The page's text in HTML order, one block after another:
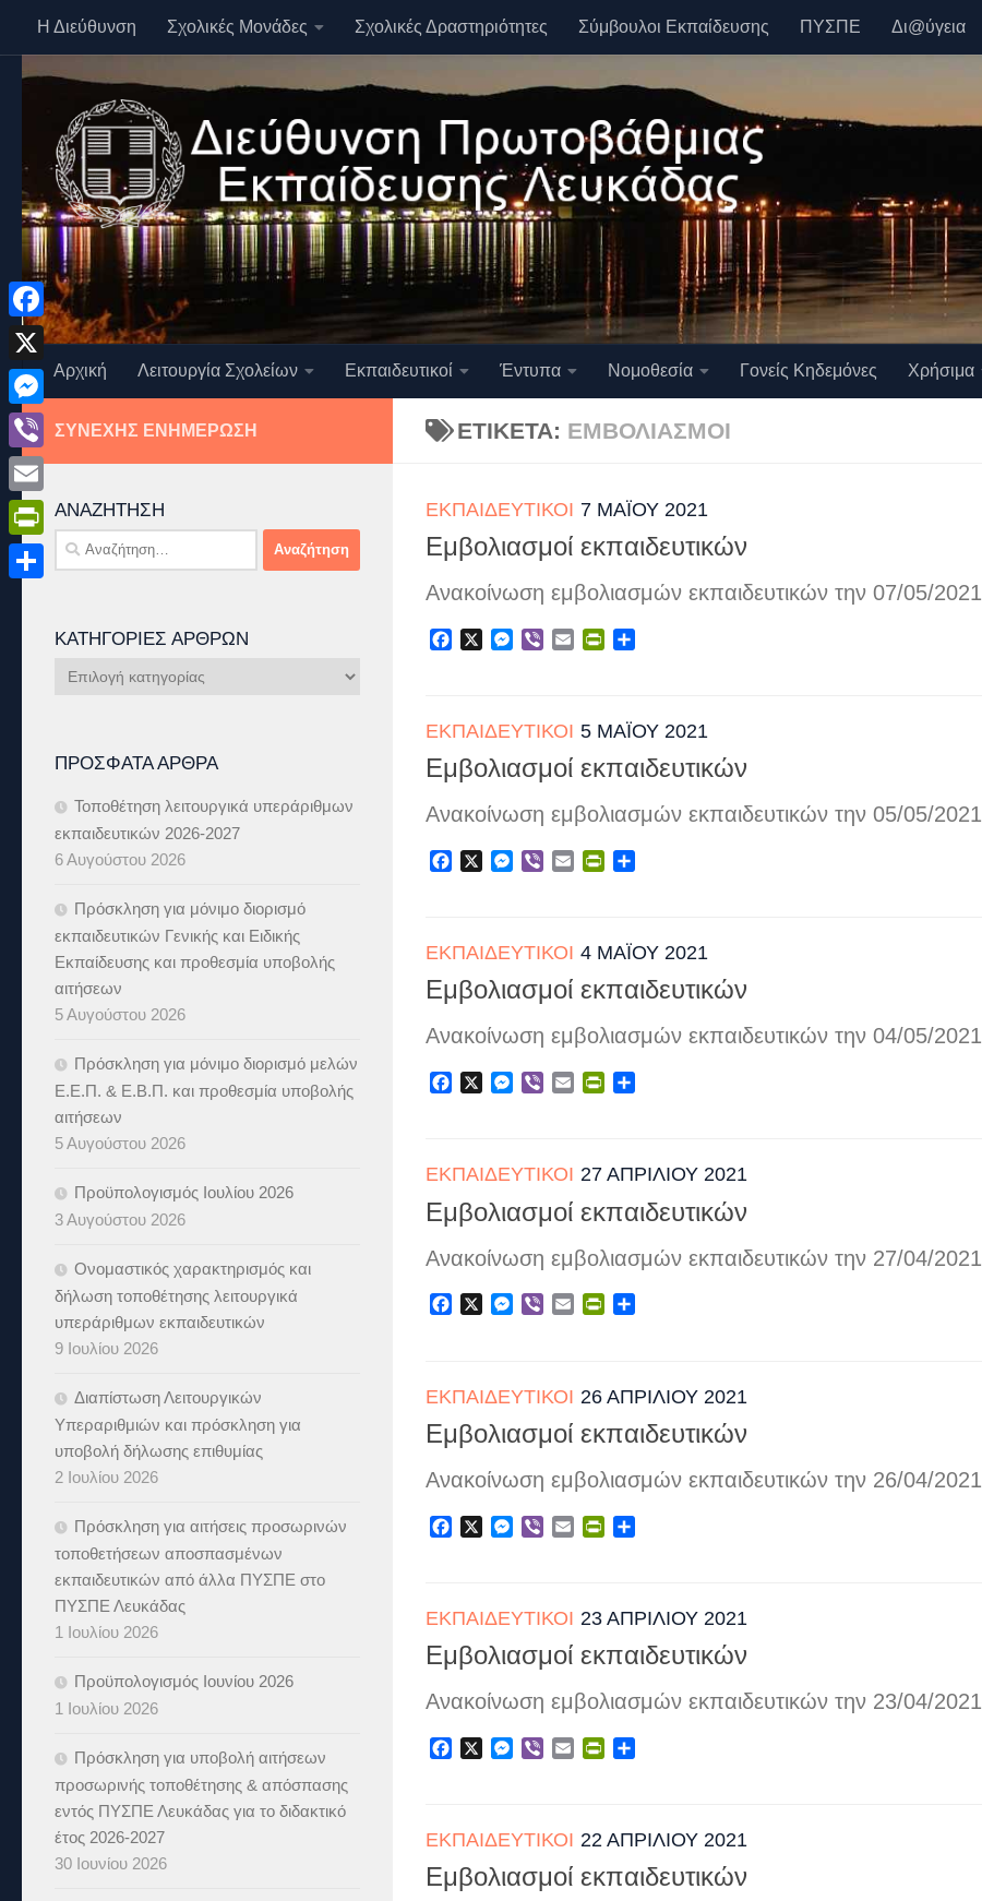
Skip to content
Η Διεύθυνση Σχολικές Μονάδες Σχολικές Δραστηριότητες Σύμβουλοι Εκπαίδευσης ΠΥΣΠΕ Δι@ύγεια
Αρχική Λειτουργία Σχολείων Εκπαιδευτικοί Έντυπα Νομοθεσία Γονείς Κηδεμόνες Χρήσιμα
ΕΤΙΚΈΤΑ: ΕΜΒΟΛΙΑΣΜΟΊ
ΕΚΠΑΙΔΕΥΤΙΚΟΊ 7 ΜΑΪ́ΟΥ 2021
Εμβολιασμοί εκπαιδευτικών
Ανακοίνωση εμβολιασμών εκπαιδευτικών την 07/05/2021
FacebookMessenger
Viber EmailPrintFriendly
ΕΚΠΑΙΔΕΥΤΙΚΟΊ 5 ΜΑΪ́ΟΥ 2021
Εμβολιασμοί εκπαιδευτικών
Ανακοίνωση εμβολιασμών εκπαιδευτικών την 05/05/2021
FacebookMessenger
Viber EmailPrintFriendly
ΕΚΠΑΙΔΕΥΤΙΚΟΊ 4 ΜΑΪ́ΟΥ 2021
Εμβολιασμοί εκπαιδευτικών
Ανακοίνωση εμβολιασμών εκπαιδευτικών την 04/05/2021
FacebookMessenger
Viber EmailPrintFriendly
ΕΚΠΑΙΔΕΥΤΙΚΟΊ 27 ΑΠΡΙΛΊΟΥ 2021
Eμβολιασμοί εκπαιδευτικών
Ανακοίνωση εμβολιασμών εκπαιδευτικών την 27/04/2021
FacebookMessenger
Viber EmailPrintFriendly
ΕΚΠΑΙΔΕΥΤΙΚΟΊ 26 ΑΠΡΙΛΊΟΥ 2021
Εμβολιασμοί εκπαιδευτικών
Ανακοίνωση εμβολιασμών εκπαιδευτικών την 26/04/2021
FacebookMessenger
Viber EmailPrintFriendly
ΕΚΠΑΙΔΕΥΤΙΚΟΊ 23 ΑΠΡΙΛΊΟΥ 2021
Εμβολιασμοί εκπαιδευτικών
Ανακοίνωση εμβολιασμών εκπαιδευτικών την 23/04/2021
FacebookMessenger
Viber EmailPrintFriendly
ΕΚΠΑΙΔΕΥΤΙΚΟΊ 22 ΑΠΡΙΛΊΟΥ 2021
Εμβολιασμοί εκπαιδευτικών
ΣΥΝΕΧΉΣ ΕΝΗΜΈΡΩΣΗ
ΑΝΑΖΉΤΗΣΗ
Αναζήτηση
για:
ΚΑΤΗΓΟΡΊΕΣ ΆΡΘΡΩΝ
Κατηγορίες
ΠΡΌΣΦΑΤΑ ΆΡΘΡΑ
Τοποθέτηση λειτουργικά υπεράριθμων
εκπαιδευτικών 2026-2027
6 Αυγούστου 2026
Πρόσκληση για μόνιμο διορισμό
εκπαιδευτικών Γενικής και Ειδικής
Εκπαίδευσης και προθεσμία υποβολής
αιτήσεων
5 Αυγούστου 2026
Πρόσκληση για μόνιμο διορισμό μελών
Ε.Ε.Π. & Ε.Β.Π. και προθεσμία υποβολής
αιτήσεων
5 Αυγούστου 2026
Προϋπολογισμός Ιουλίου 2026
3 Αυγούστου 2026
Ονομαστικός χαρακτηρισμός και
δήλωση τοποθέτησης λειτουργικά
υπεράριθμων εκπαιδευτικών
9 Ιουλίου 2026
Διαπίστωση Λειτουργικών
Υπεραριθμιών και πρόσκληση για
υποβολή δήλωσης επιθυμίας
2 Ιουλίου 2026
Πρόσκληση για αιτήσεις προσωρινών
τοποθετήσεων αποσπασμένων
εκπαιδευτικών από άλλα ΠΥΣΠΕ στο
ΠΥΣΠΕ Λευκάδας
1 Ιουλίου 2026
Προϋπολογισμός Ιουνίου 2026
1 Ιουλίου 2026
Πρόσκληση για υποβολή αιτήσεων
προσωρινής τοποθέτησης & απόσπασης
εντός ΠΥΣΠΕ Λευκάδας για το διδακτικό
έτος 2026-2027
30 Ιουνίου 2026
Facebook
X
Messenger
Viber
Email
PrintFriendly